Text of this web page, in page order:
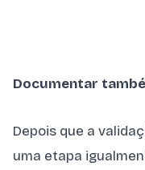
Documentar
Depois que a
uma etapa